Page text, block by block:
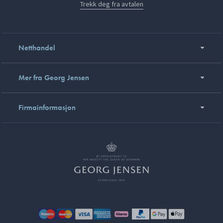
Trekk deg fra avtalen
Netthandel
Mer fra Georg Jensen
Firmainformasjon